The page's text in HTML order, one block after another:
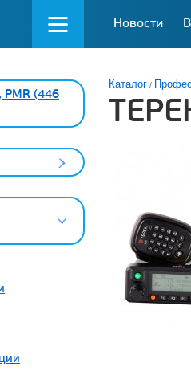
Новости
PMR (446
Каталог